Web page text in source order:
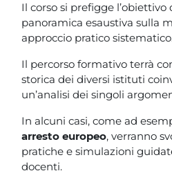
Vai al contenuto principale
Blocchi
Il corso si prefigge l’obiettivo
panoramica esaustiva sulla
approccio pratico
Il percorso formativo terrà
storica dei diversi istituti
un’analisi dei singoli
In alcuni casi, come ad
arresto europeo, verranno
pratiche e simulazioni
docenti.